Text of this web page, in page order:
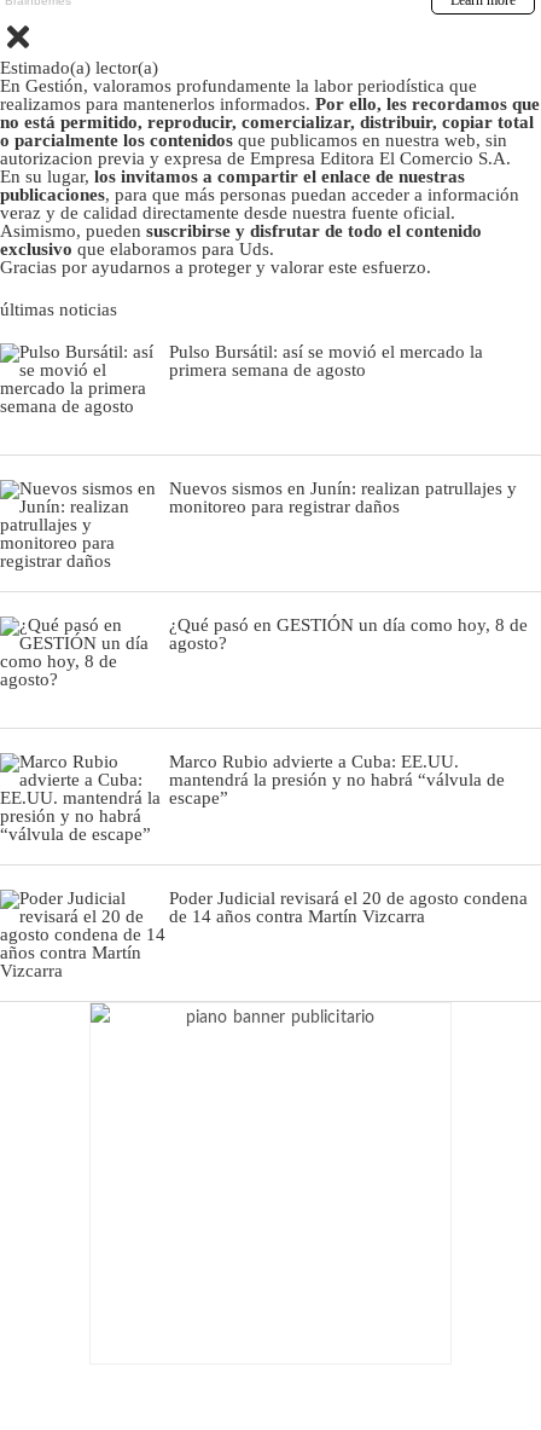
Estimado(a) lector(a)
En Gestión, valoramos profundamente la labor periodística que
realizamos para mantenerlos informados. Por ello, les recordamos que
no está permitido, reproducir, comercializar, distribuir, copiar total
o parcialmente los contenidos que publicamos en nuestra web, sin
autorizacion previa y expresa de Empresa Editora El Comercio S.A.
En su lugar, los invitamos a compartir el enlace de nuestras
publicaciones, para que más personas puedan acceder a información
veraz y de calidad directamente desde nuestra fuente oficial.
Asimismo, pueden suscribirse y disfrutar de todo el contenido
exclusivo que elaboramos para Uds.
Gracias por ayudarnos a proteger y valorar este esfuerzo.
últimas noticias
Pulso Bursátil: así se movió el mercado la
primera semana de agosto
Nuevos sismos en Junín: realizan patrullajes y
monitoreo para registrar daños
¿Qué pasó en GESTIÓN un día como hoy, 8 de
agosto?
Marco Rubio advierte a Cuba: EE.UU.
mantendrá la presión y no habrá “válvula de
escape”
Poder Judicial revisará el 20 de agosto condena
de 14 años contra Martín Vizcarra